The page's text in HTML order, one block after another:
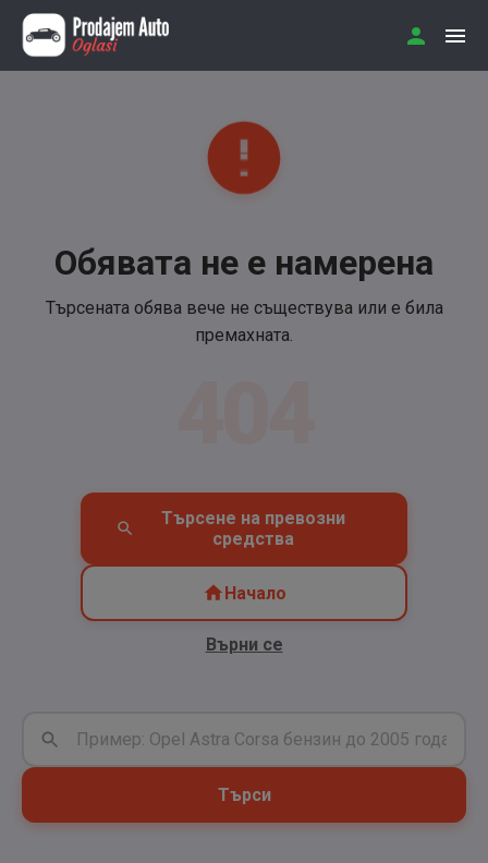
Обявата не е намерена
Търсената обява вече не съществува или е била
премахната.
Търсене на превозни
средства
Начало
Върни се
Търси